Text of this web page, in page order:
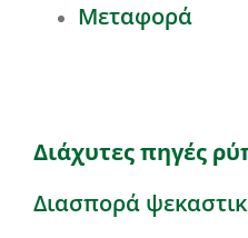
Μεταφορά
Διάχυτες πηγές
Διασπορά